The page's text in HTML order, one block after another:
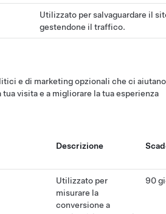
Utilizzato per salvaguardare il
gestendone il traffico.
e di marketing opzionali che ci aiutano
visita e a migliorare la tua esperienza
Descrizione
Utilizzato per
misurare la
conversione a
90